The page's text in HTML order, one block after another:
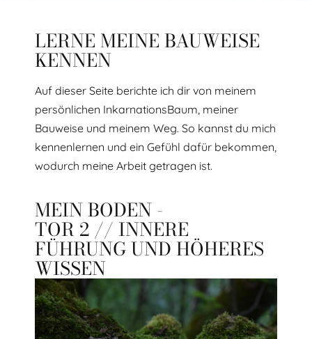
LERNE MEINE BAUWEISE
KENNEN
Auf dieser Seite berichte ich dir von meinem
persönlichen InkarnationsBaum, meiner
Bauweise und meinem Weg. So kannst du mich
kennenlernen und ein Gefühl dafür bekommen,
wodurch meine Arbeit getragen ist.
MEIN BODEN -
TOR 2 // INNERE
FÜHRUNG UND HÖHERES
WISSEN